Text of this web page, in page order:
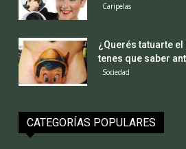
Caripelas
¿Querés tatuarte
tenes que saber
Sociedad
CATEGORÍAS POPULARES